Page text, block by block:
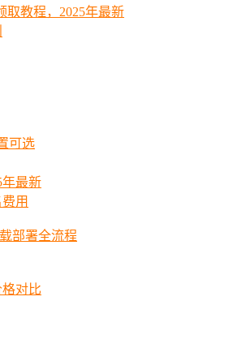
取教程，2025年最新
可选
年最新
用
部署全流程
对比